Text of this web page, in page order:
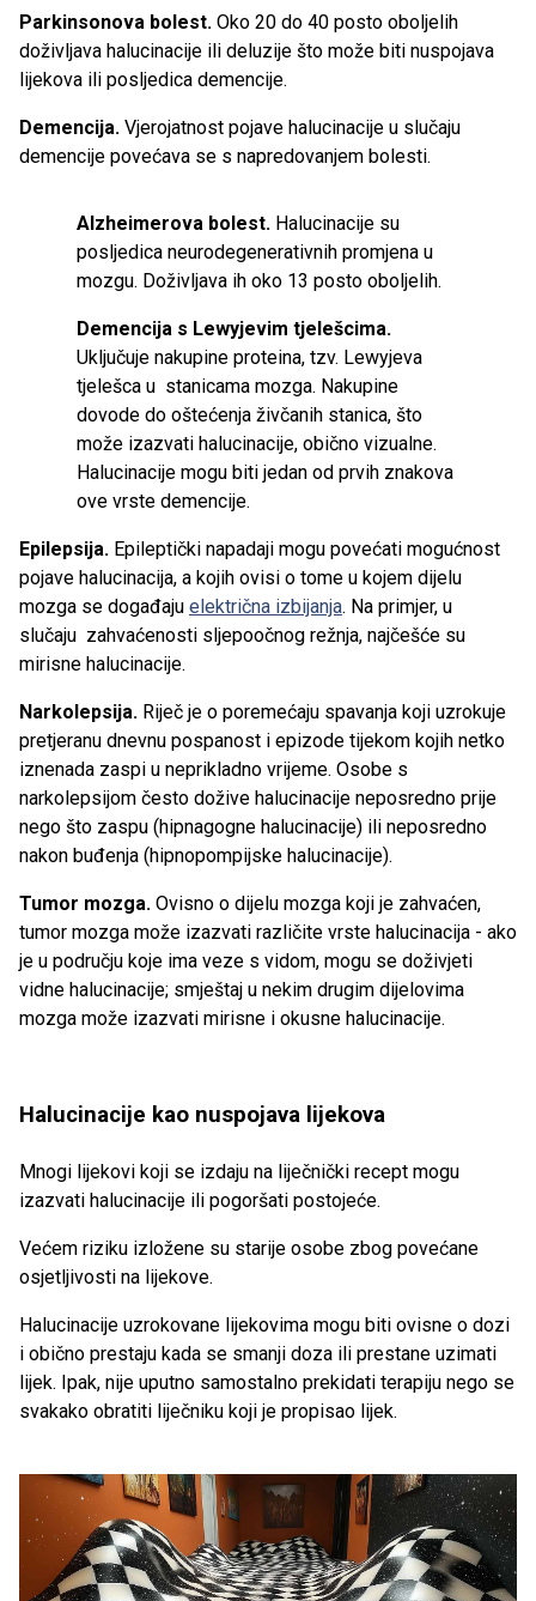
Parkinsonova bolest. Oko 20 do 40 posto oboljelih
doživljava halucinacije ili deluzije što može biti nuspojava
lijekova ili posljedica demencije.
Demencija. Vjerojatnost pojave halucinacije u slučaju
demencije povećava se s napredovanjem bolesti.
Alzheimerova bolest. Halucinacije su
posljedica neurodegenerativnih promjena u
mozgu. Doživljava ih oko 13 posto oboljelih.
Demencija s Lewyjevim tjelešcima.
Uključuje nakupine proteina, tzv. Lewyjeva
tjelešca u stanicama mozga. Nakupine
dovode do oštećenja živčanih stanica, što
može izazvati halucinacije, obično vizualne.
Halucinacije mogu biti jedan od prvih znakova
ove vrste demencije.
Epilepsija. Epileptički napadaji mogu povećati mogućnost
pojave halucinacija, a kojih ovisi o tome u kojem dijelu
mozga se događaju električna izbijanja. Na primjer, u
slučaju zahvaćenosti sljepoočnog režnja, najčešće su
mirisne halucinacije.
Narkolepsija. Riječ je o poremećaju spavanja koji uzrokuje
pretjeranu dnevnu pospanost i epizode tijekom kojih netko
iznenada zaspi u neprikladno vrijeme. Osobe s
narkolepsijom često dožive halucinacije neposredno prije
nego što zaspu (hipnagogne halucinacije) ili neposredno
nakon buđenja (hipnopompijske halucinacije).
Tumor mozga. Ovisno o dijelu mozga koji je zahvaćen,
tumor mozga može izazvati različite vrste halucinacija - ako
je u području koje ima veze s vidom, mogu se doživjeti
vidne halucinacije; smještaj u nekim drugim dijelovima
mozga može izazvati mirisne i okusne halucinacije.
Halucinacije kao nuspojava lijekova
Mnogi lijekovi koji se izdaju na liječnički recept mogu
izazvati halucinacije ili pogoršati postojeće.
Većem riziku izložene su starije osobe zbog povećane
osjetljivosti na lijekove.
Halucinacije uzrokovane lijekovima mogu biti ovisne o dozi
i obično prestaju kada se smanji doza ili prestane uzimati
lijek. Ipak, nije uputno samostalno prekidati terapiju nego se
svakako obratiti liječniku koji je propisao lijek.